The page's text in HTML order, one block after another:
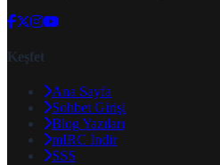
Keşfet
Ana Sayfa
Sohbet Girişi
Blog Yazıları
mIRC İndir
SSS